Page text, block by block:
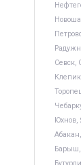
Севск,
Юхнов,
Барыш,